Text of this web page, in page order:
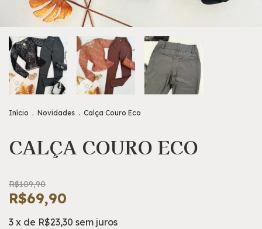
Início . Novidades . Calça Couro Eco
CALÇA COURO ECO
R$109,90
R$69,90
3 x de R$23,30 sem juros